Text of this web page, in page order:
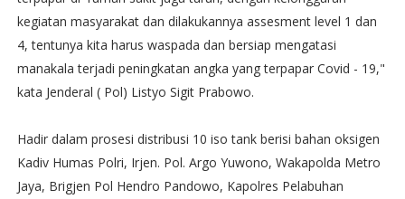
kegiatan masyarakat dan dilakukannya assesment level 1 dan
4, tentunya kita harus waspada dan bersiap mengatasi
manakala terjadi peningkatan angka yang terpapar Covid - 19,"
kata Jenderal ( Pol) Listyo Sigit Prabowo.
Hadir dalam prosesi distribusi 10 iso tank berisi bahan oksigen
Kadiv Humas Polri, Irjen. Pol. Argo Yuwono, Wakapolda Metro
Jaya, Brigjen Pol Hendro Pandowo, Kapolres Pelabuhan